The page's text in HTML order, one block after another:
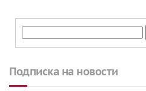
Подписка на новости